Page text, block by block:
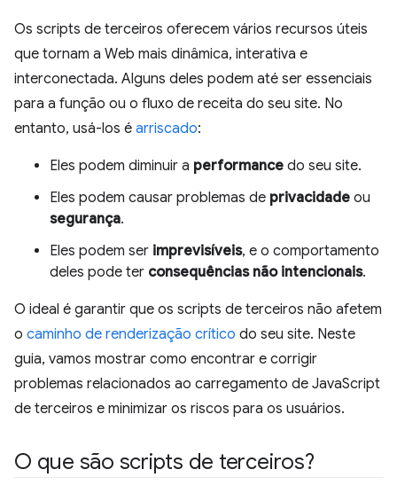
Os scripts de terceiros oferecem vários recursos úteis
que tornam a Web mais dinâmica, interativa e
interconectada. Alguns deles podem até ser essenciais
para a função ou o fluxo de receita do seu site. No
entanto, usá-los é arriscado:
Eles podem diminuir a performance do seu site.
Eles podem causar problemas de privacidade ou
segurança.
Eles podem ser imprevisíveis, e o comportamento
deles pode ter consequências não intencionais.
O ideal é garantir que os scripts de terceiros não afetem
o caminho de renderização crítico do seu site. Neste
guia, vamos mostrar como encontrar e corrigir
problemas relacionados ao carregamento de JavaScript
de terceiros e minimizar os riscos para os usuários.
O que são scripts de terceiros?